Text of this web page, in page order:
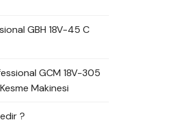
GBH 18V-45 C
GCM 18V-305
Makinesi
?